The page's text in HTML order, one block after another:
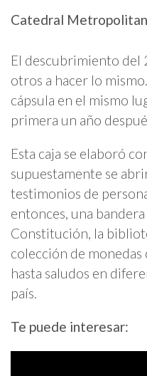
Catedral
El descubrimiento del
otros a hacer lo
cápsula en el mismo
primera un año
Esta caja se elaboró
supuestamente se
testimonios de
entonces, una
Constitución, la
colección de monedas
hasta saludos en
país.
Te puede interesar: